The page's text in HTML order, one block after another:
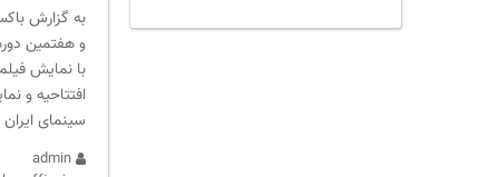
به گزارش
و هفتمین
با نمایش
افتتاحیه و
سینمای
admin